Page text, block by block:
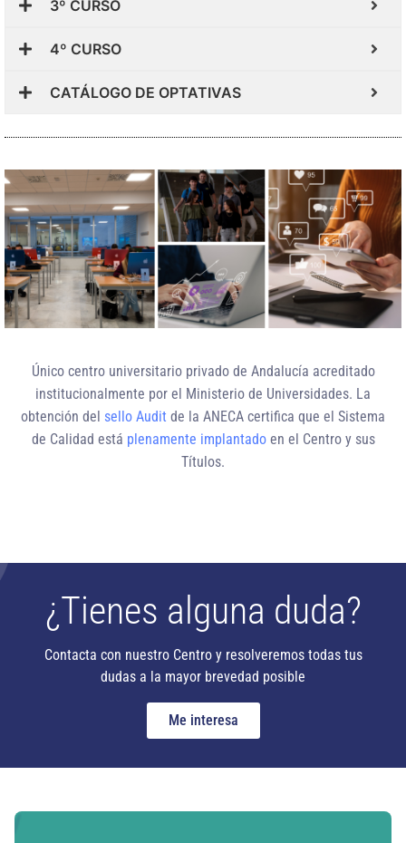
3º CURSO
4º CURSO
CATÁLOGO DE OPTATIVAS
Único centro universitario privado de Andalucía acreditado
institucionalmente por el Ministerio de Universidades. La
obtención del sello Audit de la ANECA certifica que el Sistema
de Calidad está plenamente implantadoen el Centro y sus
Títulos.
¿Tienes alguna duda?
Contacta con nuestro Centro y resolveremos todas tus
dudas a la mayor brevedad posible
Me interesa